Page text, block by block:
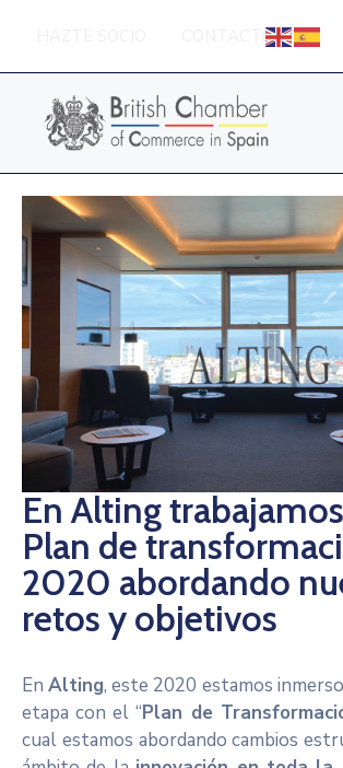
CONTACTO
Sobre
British
Chamber
Socios
Eventos
De
Trabajo
Nuestros
Partners
Noticias
En Alting
Plan de
2020 abordando
retos y objetivos
EnAlting, este 2020 estamos
etapa con el “Plan de
cual estamos abordando cambios